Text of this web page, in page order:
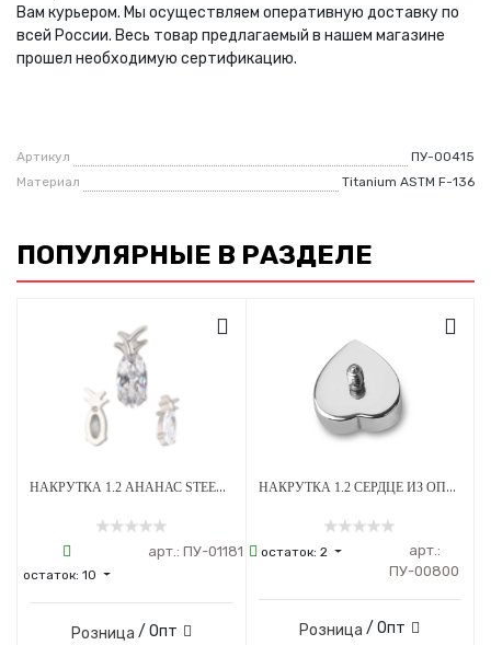
Вам курьером. Мы осуществляем оперативную доставку по
всей России. Весь товар предлагаемый в нашем магазине
прошел необходимую сертификацию.
Артикул
ПУ-00415
Материал
Titanium ASTM F-136
ПОПУЛЯРНЫЕ В РАЗДЕЛЕ
НАКРУТКА 1.2 АНАНАС STEEL CRYSTAL ТИТАН
остаток: 10
арт.: ПУ-01181
Розница / Опт
НАКРУТКА 1.2 СЕРДЦЕ ИЗ ОПАЛА OP-08 ТИТАН
остаток: 2
арт.:
ПУ-00800
Розница / Опт